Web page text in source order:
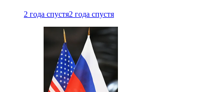
2 года спустя2 года спустя